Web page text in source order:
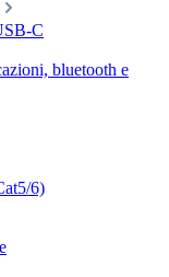
C
bluetooth e
6)